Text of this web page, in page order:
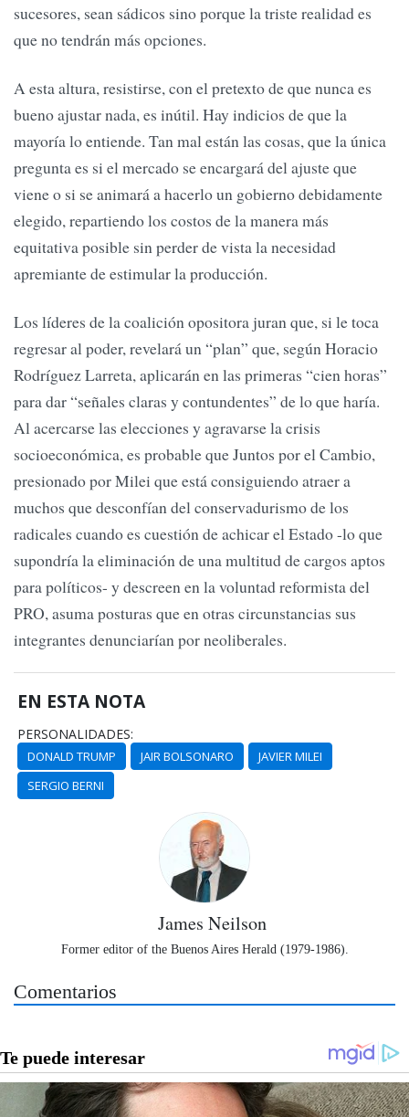
sucesores, sean sádicos sino porque la triste realidad es
que no tendrán más opciones.
A esta altura, resistirse, con el pretexto de que nunca es
bueno ajustar nada, es inútil. Hay indicios de que la
mayoría lo entiende. Tan mal están las cosas, que la única
pregunta es si el mercado se encargará del ajuste que
viene o si se animará a hacerlo un gobierno debidamente
elegido, repartiendo los costos de la manera más
equitativa posible sin perder de vista la necesidad
apremiante de estimular la producción.
Los líderes de la coalición opositora juran que, si le toca
regresar al poder, revelará un “plan” que, según Horacio
Rodríguez Larreta, aplicarán en las primeras “cien horas”
para dar “señales claras y contundentes” de lo que haría.
Al acercarse las elecciones y agravarse la crisis
socioeconómica, es probable que Juntos por el Cambio,
presionado por Milei que está consiguiendo atraer a
muchos que desconfían del conservadurismo de los
radicales cuando es cuestión de achicar el Estado -lo que
supondría la eliminación de una multitud de cargos aptos
para políticos- y descreen en la voluntad reformista del
PRO, asuma posturas que en otras circunstancias sus
integrantes denunciarían por neoliberales.
EN ESTA NOTA
PERSONALIDADES:
DONALD TRUMP JAIR BOLSONARO
JAVIER MILEI
SERGIO BERNI
James Neilson
Former editor of the Buenos Aires Herald (1979-1986).
Comentarios